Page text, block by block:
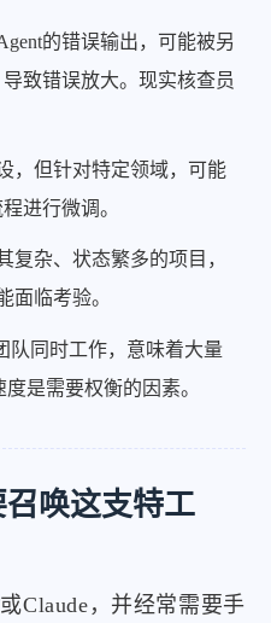
的错误输出，可能被另
致错误放大。现实核查员
，但针对特定领域，可能
进行微调。
复杂、状态繁多的项目，
面临考验。
队同时工作，意味着大量
是需要权衡的因素。
唤这支特工
Claude，并经常需要手